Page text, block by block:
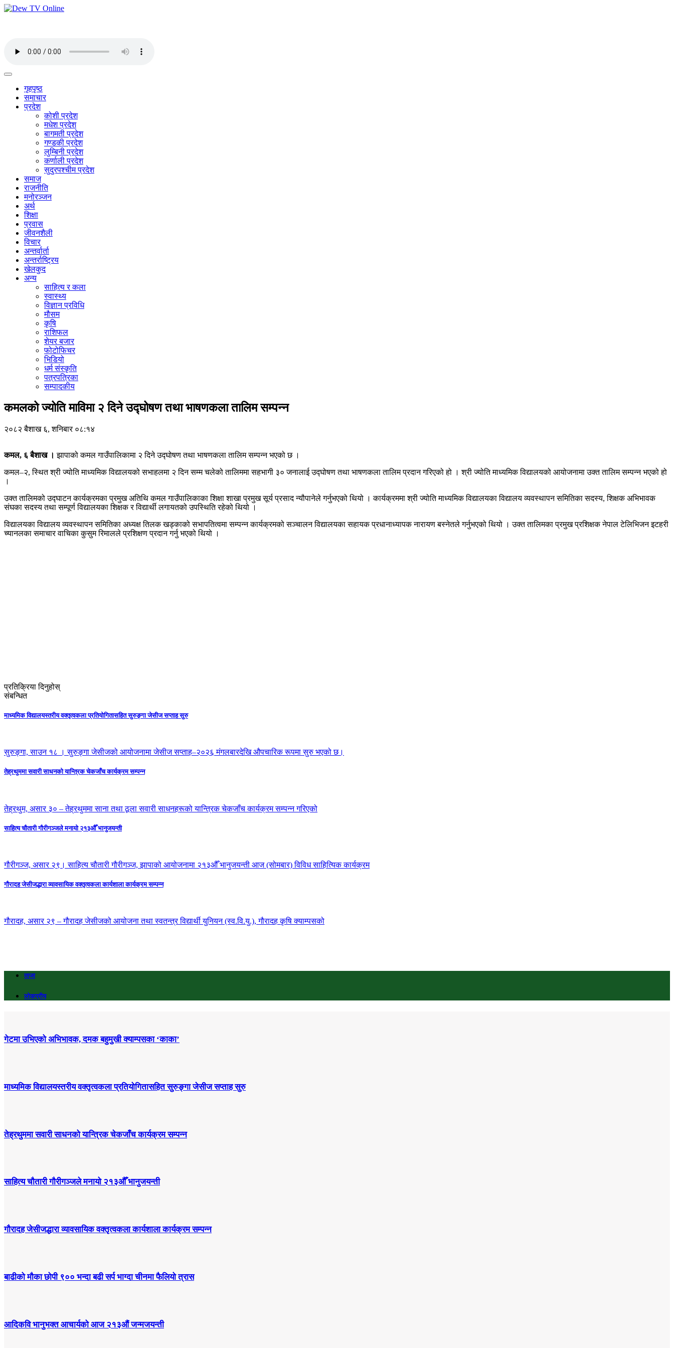
गृहपृष्ठ
समाचार
प्रदेश
कोशी प्रदेश
मधेश प्रदेश
बागमती प्रदेश
गण्डकी प्रदेश
लुम्बिनी प्रदेश
कर्णाली प्रदेश
सुदुरपश्चीम प्रदेश
समाज
राजनीति
मनोरञ्जन
अर्थ
शिक्षा
प्रवास
जीवनशैली
विचार
अन्तर्वार्ता
अन्तर्राष्ट्रिय
खेलकुद
अन्य
साहित्य र कला
स्वास्थ्य
विज्ञान प्रविधि
मौसम
कृषि
राशिफल
शेयर बजार
फोटोफिचर
भिडियो
धर्म संस्कृति
पत्रपत्रिका
सम्पादकीय
कमलको ज्योति माविमा २ दिने उद्घोषण तथा भाषणकला तालिम सम्पन्न
२०८२ बैशाख ६, शनिबार ०८:१४
कमल, ६ बैशाख । झापाको कमल गाउँपालिकामा २ दिने उद्घोषण तथा भाषणकला तालिम सम्पन्न भएको छ ।
कमल–२, स्थित श्री ज्योति माध्यमिक विद्यालयको सभाहलमा २ दिन सम्म चलेको तालिममा सहभागी ३० जनालाई उद्घोषण तथा भाषणकला तालिम प्रदान गरिएको हो । श्री ज्योति माध्यमिक विद्यालयको आयोजनामा उक्त तालिम सम्पन्न भएको हो
।
उक्त तालिमको उद्घाटन कार्यक्रमका प्रमुख अतिथि कमल गाउँपालिकाका शिक्षा शाखा प्रमुख सूर्य प्रसाद न्यौपानेले गर्नुभएको थियो । कार्यक्रममा श्री ज्योति माध्यमिक विद्यालयका विद्यालय व्यवस्थापन समितिका सदस्य, शिक्षक अभिभावक
संघका सदस्य तथा सम्पूर्ण विद्यालयका शिक्षक र विद्यार्थी लगायतको उपस्थिति रहेको थियो ।
विद्यालयका विद्यालय व्यवस्थापन समितिका अध्यक्ष तिलक खड्काको सभापतित्वमा सम्पन्न कार्यक्रमको सञ्चालन विद्यालयका सहायक प्रधानाध्यापक नारायण बस्नेतले गर्नुभएको थियो । उक्त तालिमका प्रमुख प्रशिक्षक नेपाल टेलिभिजन इटहरी
च्यानलका समाचार वाचिका कुसुम रिमालले प्रशिक्षण प्रदान गर्नु भएको थियो ।
प्रतिक्रिया दिनुहोस्
संबन्धित
माध्यमिक विद्यालयस्तरीय वक्तृत्वकला प्रतियोगितासहित सुरुङ्गा जेसीज सप्ताह सुरु
सुरुङ्गा, साउन १८ । सुरुङ्गा जेसीजको आयोजनामा जेसीज सप्ताह–२०२६ मंगलबारदेखि औपचारिक रूपमा सुरु भएको छ।
तेह्रथुममा सवारी साधनको यान्त्रिक चेकजाँच कार्यक्रम सम्पन्न
तेह्रथुम, असार ३० – तेह्रथुममा साना तथा ठूला सवारी साधनहरूको यान्त्रिक चेकजाँच कार्यक्रम सम्पन्न गरिएको
साहित्य चौतारी गौरीगञ्जले मनायो २१३औँ भानुजयन्ती
गौरीगञ्ज, असार २९। साहित्य चौतारी गौरीगञ्ज, झापाको आयोजनामा २१३औँ भानुजयन्ती आज (सोमबार) विविध साहित्यिक कार्यक्रम
गौरादह जेसीजद्धारा व्यावसायिक वक्तृत्वकला कार्यशाला कार्यक्रम सम्पन्न
गौरादह, असार २९ – गौरादह जेसीजको आयोजना तथा स्वतन्त्र विद्यार्थी युनियन (स्व.वि.यु.), गौरादह कृषि क्याम्पसको
ताजा
लोकप्रीय
गेटमा उभिएको अभिभावक, दमक बहुमुखी क्याम्पसका ‘काका’
माध्यमिक विद्यालयस्तरीय वक्तृत्वकला प्रतियोगितासहित सुरुङ्गा जेसीज सप्ताह सुरु
तेह्रथुममा सवारी साधनको यान्त्रिक चेकजाँच कार्यक्रम सम्पन्न
साहित्य चौतारी गौरीगञ्जले मनायो २१३औँ भानुजयन्ती
गौरादह जेसीजद्धारा व्यावसायिक वक्तृत्वकला कार्यशाला कार्यक्रम सम्पन्न
बाढीको मौका छोपी ९०० भन्दा बढी सर्प भाग्दा चीनमा फैलियो त्रास
आदिकवि भानुभक्त आचार्यको आज २१३औं जन्मजयन्ती